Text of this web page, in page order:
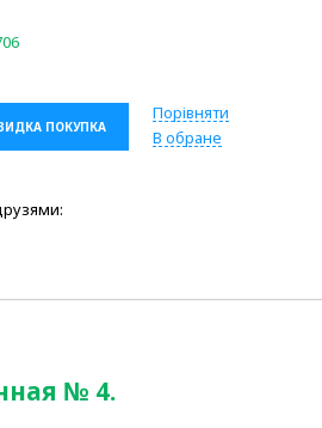
ПОКУПКА
Порівняти
В обране
№ 4.